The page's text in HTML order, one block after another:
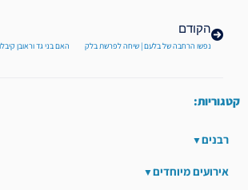
הקודם
נפשו הרחבה של בלעם | שיחה לפרשת בלק
קטגוריות:
רבנים
אירועים מיוחדים